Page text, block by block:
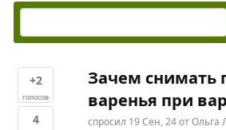
+2
голосов
4
Зачем снимать
варенья при
спросил 19 Сен, 24отОльга